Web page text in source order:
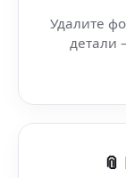
AI
AI Art Photo
Удалите
детали